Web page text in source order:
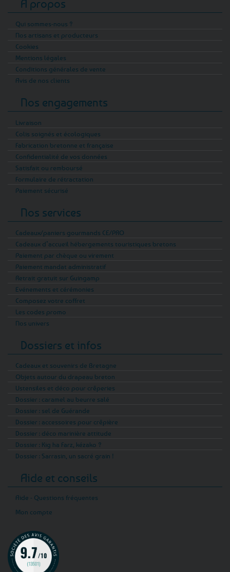
A propos
Qui sommes-nous ?
Nos artisans et producteurs
Cookies
Mentions légales
Conditions générales de vente
Avis de nos clients
Nos engagements
Livraison
Colis soignés et écologiques
Fabrication bretonne et française
Confidentialité de vos données
Satisfait ou remboursé
Formulaire de rétractation
Paiement sécurisé
Nos services
Cadeaux/paniers gourmands CE/PRO
Cadeaux d’accueil hébergements touristiques bretons
Paiement par chèque ou virement
Paiement mandat administratif
Retrait gratuit sur Guingamp
Evénements et cérémonies
Composez votre coffret
Les codes promo
Nos univers
Dossiers et infos
Cadeaux et souvenirs de Bretagne
Objets autour du drapeau breton
Ustensiles et déco pour crêperies
Dossier : caramel au beurre salé
Dossier : sel de Guérande
Dossier : accessoires pour crêpière
Dossier : déco marinière attitude
Dossier : Kig ha Farz, kézako ?
Dossier : Sarrasin, un sacré grain !
Aide et conseils
Aide - Questions fréquentes
Mon compte